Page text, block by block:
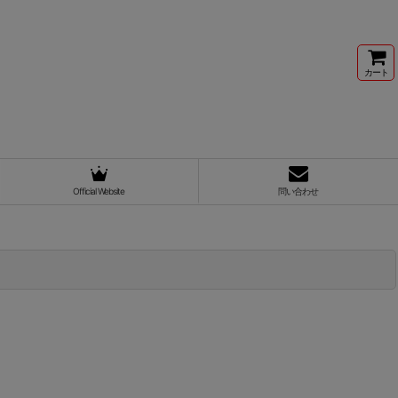
カート
Official Website 問い合わせ